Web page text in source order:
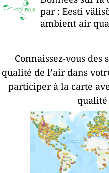
par : Eesti
ambient air
Connaissez-vous des
qualité de l’air dans
participer à la carte